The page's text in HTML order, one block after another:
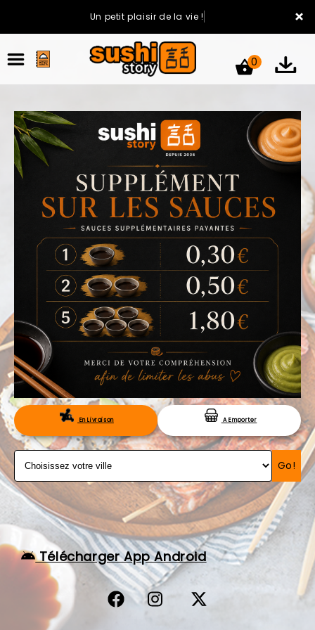
×
Un petit plaisir de la vie !
ACCUEIL
LA CARTE
VOTRE COMPTE
NOTRE RESTAURANT
VOS AVIS
MENTIONS LÉGALES
C.G.V
RÉSERVATION
0
En Livraison A Emporter
Go!
Télécharger App Android